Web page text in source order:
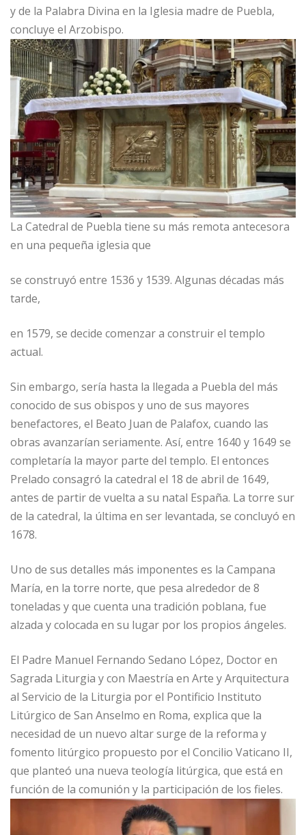
y de la Palabra Divina en la Iglesia madre de Puebla,
concluye el Arzobispo.
La Catedral de Puebla tiene su más remota antecesora
en una pequeña iglesia que
se construyó entre 1536 y 1539. Algunas décadas más
tarde,
en 1579, se decide comenzar a construir el templo
actual.
Sin embargo, sería hasta la llegada a Puebla del más
conocido de sus obispos y uno de sus mayores
benefactores, el Beato Juan de Palafox, cuando las
obras avanzarían seriamente. Así, entre 1640 y 1649 se
completaría la mayor parte del templo. El entonces
Prelado consagró la catedral el 18 de abril de 1649,
antes de partir de vuelta a su natal España. La torre sur
de la catedral, la última en ser levantada, se concluyó en
1678.
Uno de sus detalles más imponentes es la Campana
María, en la torre norte, que pesa alrededor de 8
toneladas y que cuenta una tradición poblana, fue
alzada y colocada en su lugar por los propios ángeles.
El Padre Manuel Fernando Sedano López, Doctor en
Sagrada Liturgia y con Maestría en Arte y Arquitectura
al Servicio de la Liturgia por el Pontificio Instituto
Litúrgico de San Anselmo en Roma, explica que la
necesidad de un nuevo altar surge de la reforma y
fomento litúrgico propuesto por el Concilio Vaticano II,
que planteó una nueva teología litúrgica, que está en
función de la comunión y la participación de los fieles.